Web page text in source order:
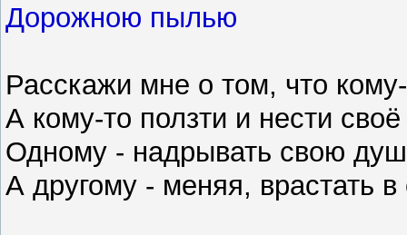
Дорожною пылью
Расскажи мне о том, что
А кому-то ползти и нести
Одному - надрывать свою
А другому - меняя, врастать